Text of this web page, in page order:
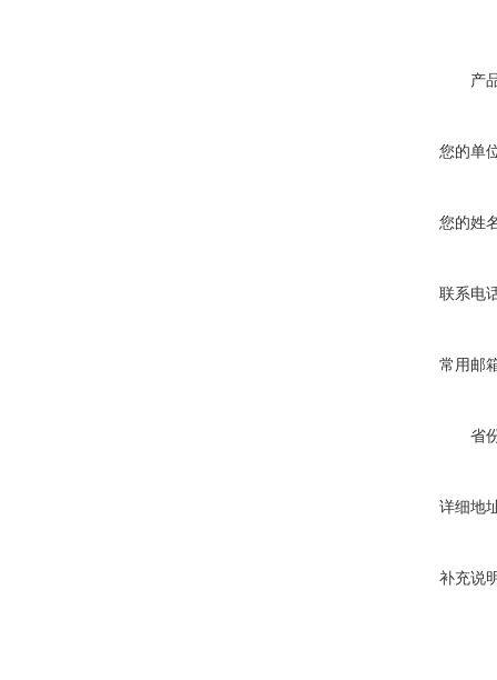
产
您的单
您的姓
联系电
常用邮
省
详细地
补充说